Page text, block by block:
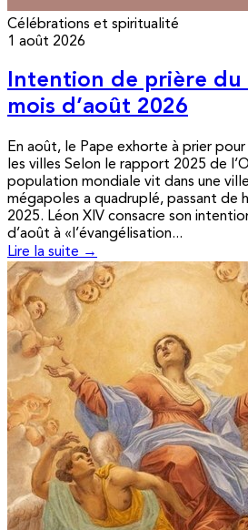
Célébrations et spiritualité
1 août 2026
Intention de prière du
mois d’août 2026
En août, le Pape exhorte à prier pour
les villes Selon le rapport 2025 de
population mondiale vit dans une
mégapoles a quadruplé, passant de
2025. Léon XIV consacre son
d’août à «l’évangélisation...
Lire la suite →